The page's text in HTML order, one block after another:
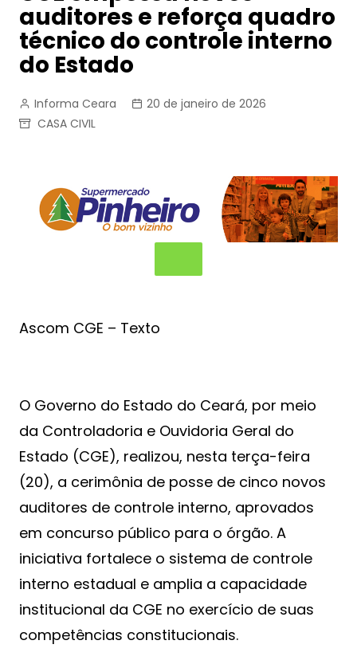
auditores e reforça quadro
técnico do controle interno
do Estado
Informa Ceara
20 de janeiro de 2026
CASA CIVIL
Ascom CGE – Texto
O Governo do Estado do Ceará, por meio
da Controladoria e Ouvidoria Geral do
Estado (CGE), realizou, nesta terça-feira
(20), a cerimônia de posse de cinco novos
auditores de controle interno, aprovados
em concurso público para o órgão. A
iniciativa fortalece o sistema de controle
interno estadual e amplia a capacidade
institucional da CGE no exercício de suas
competências constitucionais.